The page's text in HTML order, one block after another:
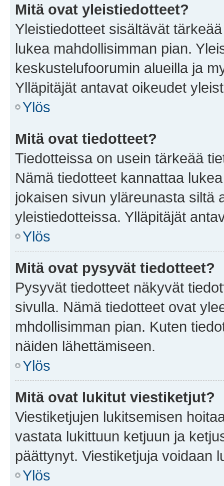
Mitä ovat yleistiedotteet?
Yleistiedotteet sisältävät
lukea mahdollisimman pian.
keskustelufoorumin alueilla ja
Ylläpitäjät antavat oikeudet
Ylös
Mitä ovat tiedotteet?
Tiedotteissa on usein tärkeää
Nämä tiedotteet kannattaa
jokaisen sivun yläreunasta siltä
yleistiedotteissa. Ylläpitäjät
Ylös
Mitä ovat pysyvät tiedotteet?
Pysyvät tiedotteet näkyvät
sivulla. Nämä tiedotteet ovat
mhdollisimman pian. Kuten
näiden lähettämiseen.
Ylös
Mitä ovat lukitut viestiketjut?
Viestiketjujen lukitsemisen
vastata lukittuun ketjuun ja
päättynyt. Viestiketjuja voidaan
Ylös